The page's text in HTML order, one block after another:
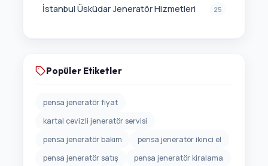
İstanbul Üsküdar Jeneratör Hizmetleri 25
Popüler Etiketler
pensa jeneratör fiyat
kartal cevizli jeneratör servisi
pensa jeneratör bakım
pensa jeneratör ikinci el
pensa jeneratör satış
pensa jeneratör kiralama